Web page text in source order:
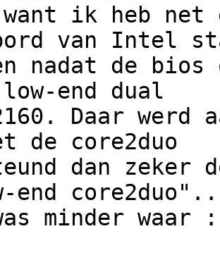
want ik heb net
van Intel
nadat de
low-end dual
Daar werd
de core2duo
dan zeker
end
minder waar